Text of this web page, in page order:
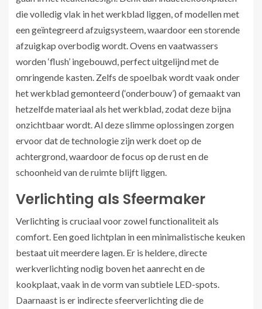
die volledig vlak in het werkblad liggen, of modellen met
een geïntegreerd afzuigsysteem, waardoor een storende
afzuigkap overbodig wordt. Ovens en vaatwassers
worden ‘flush’ ingebouwd, perfect uitgelijnd met de
omringende kasten. Zelfs de spoelbak wordt vaak onder
het werkblad gemonteerd (‘onderbouw’) of gemaakt van
hetzelfde materiaal als het werkblad, zodat deze bijna
onzichtbaar wordt. Al deze slimme oplossingen zorgen
ervoor dat de technologie zijn werk doet op de
achtergrond, waardoor de focus op de rust en de
schoonheid van de ruimte blijft liggen.
Verlichting als Sfeermaker
Verlichting is cruciaal voor zowel functionaliteit als
comfort. Een goed lichtplan in een minimalistische keuken
bestaat uit meerdere lagen. Er is heldere, directe
werkverlichting nodig boven het aanrecht en de
kookplaat, vaak in de vorm van subtiele LED-spots.
Daarnaast is er indirecte sfeerverlichting die de